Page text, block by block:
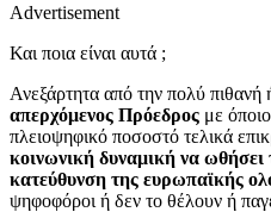
Advertisement
Και ποια είναι αυτά ;
Ανεξάρτητα από την πολύ πιθανή
απερχόμενος Πρόεδρος με
πλειοψηφικό ποσοστό τελικά
κοινωνική δυναμική να
κατεύθυνση της ευρωπαϊκής
ψηφοφόροι ή δεν το θέλουν ή